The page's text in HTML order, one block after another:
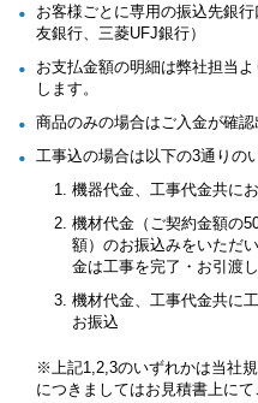
お客様ごとに専用の振込先銀
友銀行、三菱UFJ銀行）
お支払金額の明細は弊社担当
します。
商品のみの場合はご入金が確認
工事込の場合は以下の3通りの
機器代金、工事代金共に
機材代金（ご契約金額の
額）のお振込みをいただ
金は工事を完了・お引渡
機材代金、工事代金共に
お振込
※上記1,2,3のいずれかは当社
につきましてはお見積書上にて